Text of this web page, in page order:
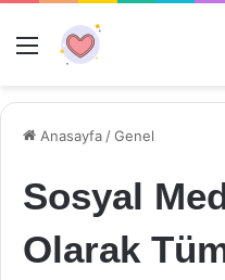
Menü
Anasayfa /Genel
Sosyal
Olarak